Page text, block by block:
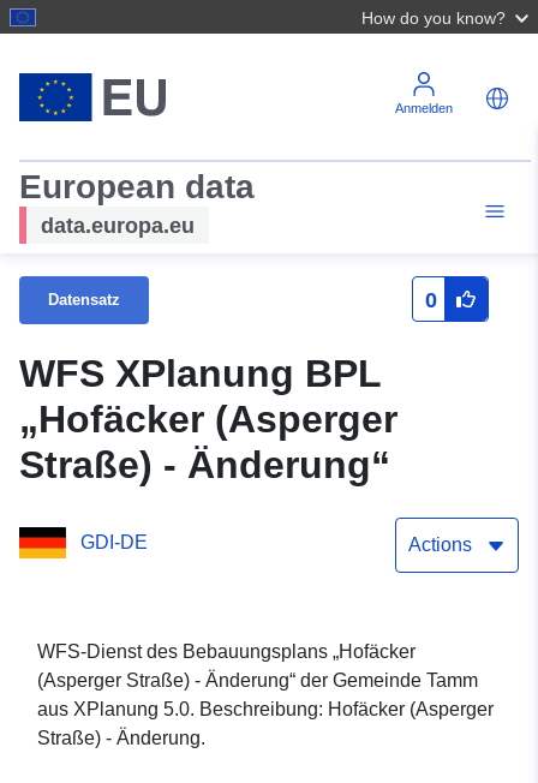
How do you know?
Anmelden
European data
data.europa.eu
Datensatz 0
WFS XPlanung BPL
„Hofäcker (Asperger
Straße) - Änderung“
GDI-DE Actions
WFS-Dienst des Bebauungsplans „Hofäcker
(Asperger Straße) - Änderung“ der Gemeinde Tamm
aus XPlanung 5.0. Beschreibung: Hofäcker (Asperger
Straße) - Änderung.